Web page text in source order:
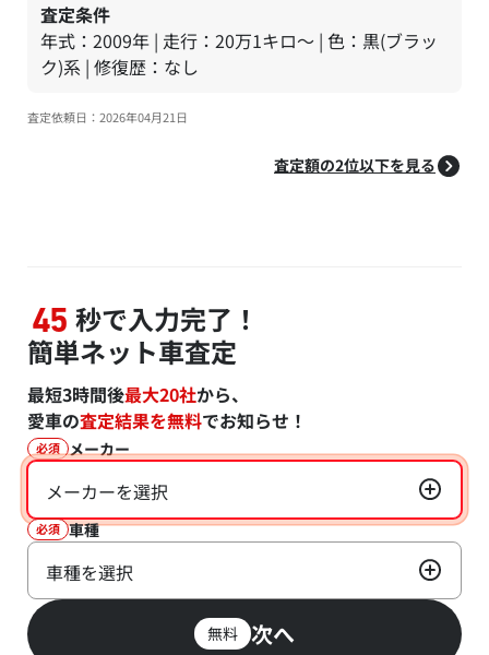
査定条件
年式：2009年 | 走行：20万1キロ～ | 色：黒(ブラッ
ク)系 | 修復歴：なし
査定依頼日：2026年04月21日
査定額の2位以下を見る
45 秒で入力完了！
簡単ネット車査定
最短3時間後最大20社から、
愛車の査定結果を無料でお知らせ！
必須 メーカー
メーカーを選択
必須 車種
車種を選択
無料 次へ